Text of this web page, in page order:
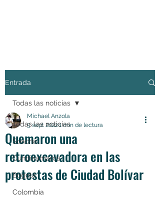
Entrada
Todas las noticias
Soacha
Cundinamarca
Bogotá
Colombia
Todas las noticias
Quemaron una
retroexcavadora en las
protestas de Ciudad Bolívar
Michael Anzola
5 sept 20221 min de lectura